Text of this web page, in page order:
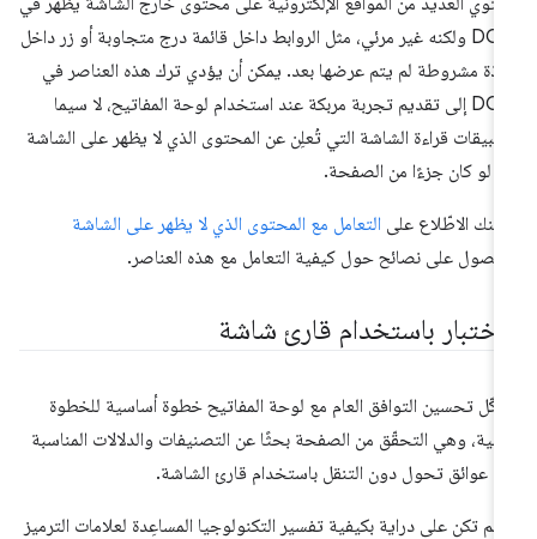
DOM ولكنه غير مرئي، مثل الروابط داخل قائمة درج متجاوبة أو زر داخل
مشروطة لم يتم عرضها بعد. يمكن أن يؤدي ترك هذه العناصر في
DOM إلى تقديم تجربة مربكة عند استخدام لوحة المفاتيح، لا سيما
قراءة الشاشة التي تُعلِن عن المحتوى الذي لا يظهر على الشاشة
لو كان جزءًا من الصفحة.
الاطّلاع علىالتعامل مع المحتوى الذي لا يظهر على الشاشة
على نصائح حول كيفية التعامل مع هذه العناصر.
باستخدام قارئ شاشة
تحسين التوافق العام مع لوحة المفاتيح خطوة أساسية للخطوة
وهي التحقّق من الصفحة بحثًا عن التصنيفات والدلالات المناسبة
عوائق تحول دون التنقل باستخدام قارئ الشاشة.
لم تكن على دراية بكيفية تفسير التكنولوجيا المساعِدة لعلامات الترميز